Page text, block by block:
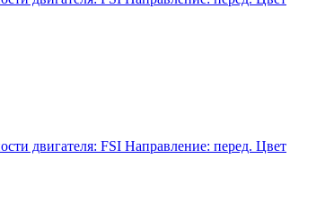
двигателя: FSI Направление: перед. Цвет